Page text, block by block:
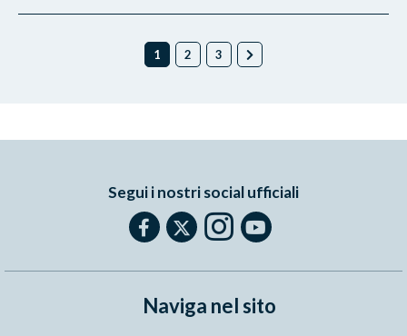
1 2 3
Segui i nostri social ufficiali
Naviga nel sito